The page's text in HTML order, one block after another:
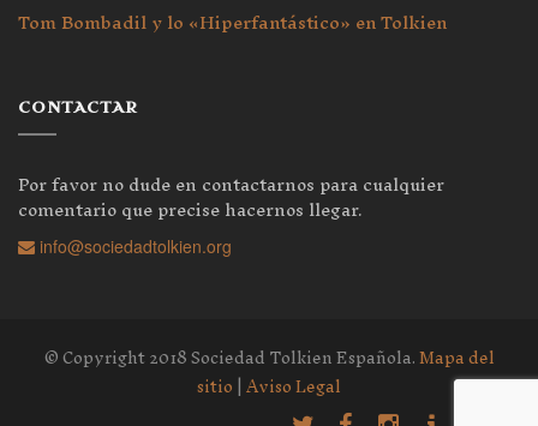
Tom Bombadil y lo «Hiperfantástico» en Tolkien
CONTACTAR
Por favor no dude en contactarnos para cualquier
comentario que precise hacernos llegar.
info@sociedadtolkien.org
© Copyright 2018 Sociedad Tolkien Española.Mapa del
sitio|Aviso Legal